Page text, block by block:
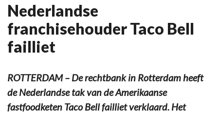
Nederlandse
franchisehouder Taco Bell
failliet
ROTTERDAM – De rechtbank in Rotterdam heeft
de Nederlandse tak van de Amerikaanse
fastfoodketen Taco Bell failliet verklaard. Het